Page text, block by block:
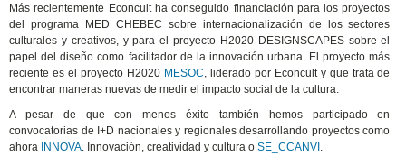
Más recientemente Econcult ha conseguido financiación para los proyectos
del programa MED CHEBEC sobre internacionalización de los sectores
culturales y creativos, y para el proyecto H2020 DESIGNSCAPES sobre el
papel del diseño como facilitador de la innovación urbana. El proyecto más
reciente es el proyecto H2020MESOC, liderado por Econcult y que trata de
encontrar maneras nuevas de medir el impacto social de la cultura.
A pesar de que con menos éxito también hemos participado en
convocatorias de I+D nacionales y regionales desarrollando proyectos como
ahora INNOVA. Innovación, creatividad y cultura oSE_CCANVI .